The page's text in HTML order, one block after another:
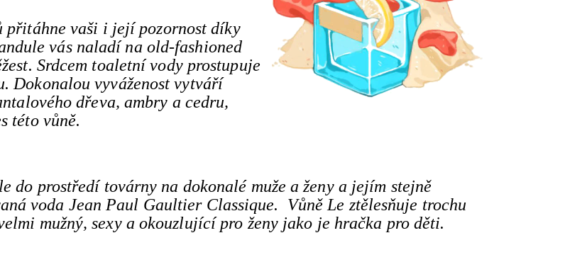
přitáhne vaši i její pozornost díky
vás naladí na old-fashioned
Srdcem toaletní vody prostupuje
Dokonalou vyváženost vytváří
dřeva, ambry a cedru,
této vůně.
do prostředí továrny na dokonalé muže a ženy a jejím stejně
voda Jean Paul Gaultier Classique. Vůně Le ztělesňuje trochu
mužný, sexy a okouzlující pro ženy jako je hračka pro děti.